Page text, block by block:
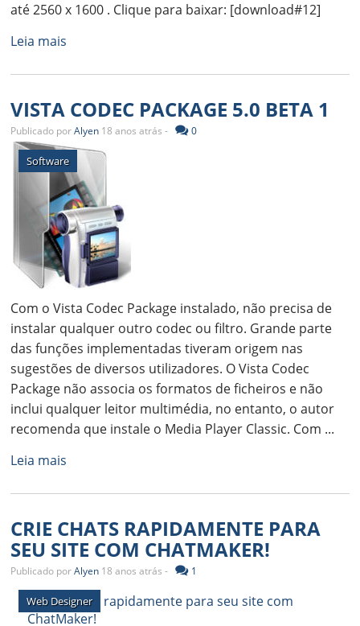
até 2560 x 1600 . Clique para baixar: [download#12]
Leia mais
VISTA CODEC PACKAGE 5.0 BETA 1
Publicado porAlyen 18 anos atrás - 0
Software
Com o Vista Codec Package instalado, não precisa de
instalar qualquer outro codec ou filtro. Grande parte
das funções implementadas tiveram origem nas
sugestões de diversos utilizadores. O Vista Codec
Package não associa os formatos de ficheiros e não
inclui qualquer leitor multimédia, no entanto, o autor
recomenda que instale o Media Player Classic. Com ...
Leia mais
CRIE CHATS RAPIDAMENTE PARA
SEU SITE COM CHATMAKER!
Publicado porAlyen 18 anos atrás - 1
Web Designer